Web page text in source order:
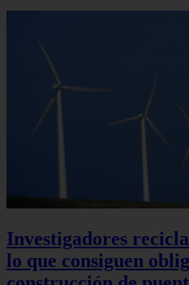
Investigadores
lo que consiguen